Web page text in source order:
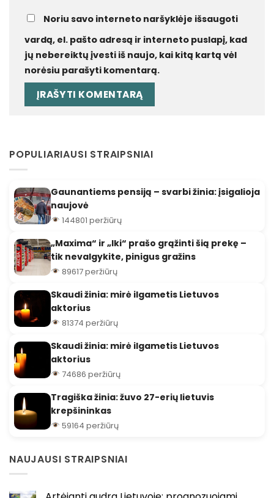
Noriu savo interneto naršyklėje išsaugoti
vardą, el. pašto adresą ir interneto puslapį, kad
jų nebereiktų įvesti iš naujo, kai kitą kartą vėl
norėsiu parašyti komentarą.
POPULIARIAUSI STRAIPSNIAI
Gaunantiems pensiją – svarbi žinia: įsigalioja
naujovė
144801 peržiūrų
„Maxima“ ir „Iki“ prašo grąžinti šią prekę –
tik nevalgykite, pinigus gražins
89617 peržiūrų
Skaudi žinia: mirė ilgametis Lietuvos
aktorius
81374 peržiūrų
Skaudi žinia: mirė ilgametis Lietuvos
aktorius
74686 peržiūrų
Tragiška žinia: žuvo 27-erių lietuvis
krepšininkas
59164 peržiūrų
NAUJAUSI STRAIPSNIAI